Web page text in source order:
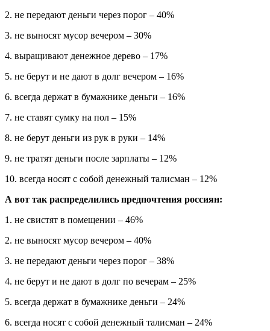
2. не передают деньги через порог – 40%
3. не выносят мусор вечером – 30%
4. выращивают денежное дерево – 17%
5. не берут и не дают в долг вечером – 16%
6. всегда держат в бумажнике деньги – 16%
7. не ставят сумку на пол – 15%
8. не берут деньги из рук в руки – 14%
9. не тратят деньги после зарплаты – 12%
10. всегда носят с собой денежный талисман – 12%
А вот так распределились предпочтения россиян:
1. не свистят в помещении – 46%
2. не выносят мусор вечером – 40%
3. не передают деньги через порог – 38%
4. не берут и не дают в долг по вечерам – 25%
5. всегда держат в бумажнике деньги – 24%
6. всегда носят с собой денежный талисман – 24%